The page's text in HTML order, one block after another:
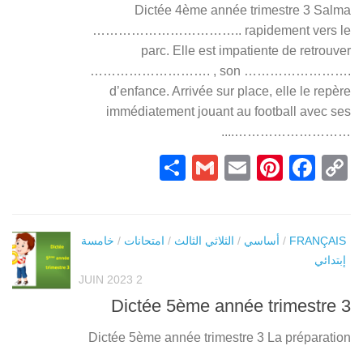
Dictée 4ème année trimestre 3 Salma
…………………………….. rapidement vers le
parc. Elle est impatiente de retrouver
………………………. , son …………………….
d’enfance. Arrivée sur place, elle le repère
immédiatement jouant au football avec ses
………………………....
Copy
Facebook
Pinterest
Email
Gmail
FRANÇAIS
/ أساسي / الثلاثي الثالث / امتحانات / خامسة
إبتدائي
2 JUIN 2023
Dictée 5ème année trimestre 3
Dictée 5ème année trimestre 3 La préparation